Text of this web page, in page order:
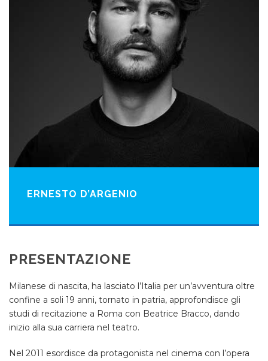
ERNESTO D’ARGENIO
PRESENTAZIONE
Milanese di nascita, ha lasciato l’Italia per un’avventura oltre
confine a soli 19 anni, tornato in patria, approfondisce gli
studi di recitazione a Roma con Beatrice Bracco, dando
inizio alla sua carriera nel teatro.
Nel 2011 esordisce da protagonista nel cinema con l’opera